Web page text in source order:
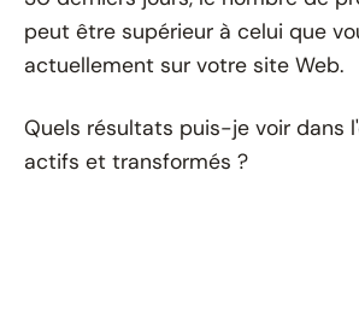
peut être supérieur à celui que
actuellement sur votre site Web.
Quels résultats puis-je voir dans
actifs et transformés ?